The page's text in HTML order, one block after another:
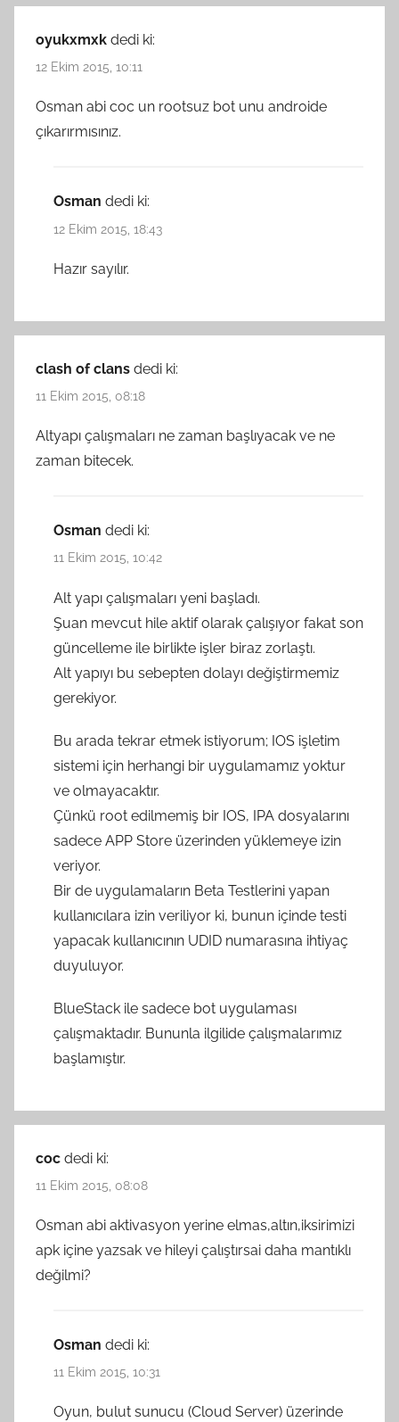
oyukxmxk dedi ki:
12 Ekim 2015, 10:11
Osman abi coc un rootsuz bot unu androide
çıkarırmısınız.
Osman dedi ki:
12 Ekim 2015, 18:43
Hazır sayılır.
clash of clans dedi ki:
11 Ekim 2015, 08:18
Altyapı çalışmaları ne zaman başlıyacak ve ne
zaman bitecek.
Osman dedi ki:
11 Ekim 2015, 10:42
Alt yapı çalışmaları yeni başladı.
Şuan mevcut hile aktif olarak çalışıyor fakat son
güncelleme ile birlikte işler biraz zorlaştı.
Alt yapıyı bu sebepten dolayı değiştirmemiz
gerekiyor.
Bu arada tekrar etmek istiyorum; IOS işletim
sistemi için herhangi bir uygulamamız yoktur
ve olmayacaktır.
Çünkü root edilmemiş bir IOS, IPA dosyalarını
sadece APP Store üzerinden yüklemeye izin
veriyor.
Bir de uygulamaların Beta Testlerini yapan
kullanıcılara izin veriliyor ki, bunun içinde testi
yapacak kullanıcının UDID numarasına ihtiyaç
duyuluyor.
BlueStack ile sadece bot uygulaması
çalışmaktadır. Bununla ilgilide çalışmalarımız
başlamıştır.
coc dedi ki:
11 Ekim 2015, 08:08
Osman abi aktivasyon yerine elmas,altın,iksirimizi
apk içine yazsak ve hileyi çalıştırsai daha mantıklı
değilmi?
Osman dedi ki:
11 Ekim 2015, 10:31
Oyun, bulut sunucu (Cloud Server) üzerinde